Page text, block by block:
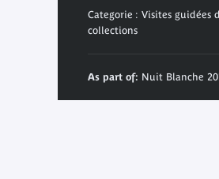
Categorie : Visites guidées
collections
As part of: Nuit Blanche